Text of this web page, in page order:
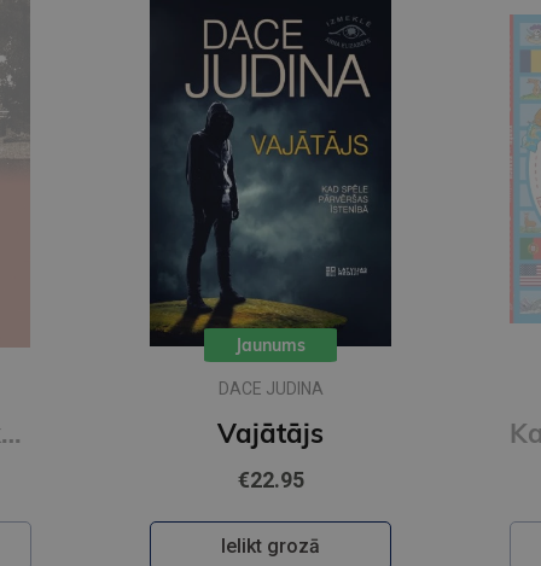
Kaucmindes pakavs
Jaunums
DACE JUDINA
Vajātājs
€22.95
Ielikt grozā